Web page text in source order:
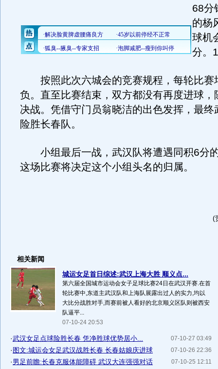
68分
的杨
球机
分。
按照此次六城会的竞赛规程，每轮比赛
负。直至比赛结束，双方都没有再度进球，
决战。凭借守门员翁晓洁的出色发挥，最终
险胜长春队。
小组最后一战，武汉队将遭遇同积6分
这场比赛将决定这个小组头名的归属。
(
相关新闻
城运女足首日综述:武汉上海大胜 顺义点...
第六届全国城市运动会女子足球比赛24日在武汉开赛.在首
轮比赛中,东道主武汉队和上海队展露出过人的实力,均以
大比分战胜对手,而赛前被人看好的北京顺义区队则被西安
队逼平...
07-10-24 20:53
07-10-27 03:49
·武汉女足点球险胜长春 凭净胜球优势居小...
07-10-26 22:36
·图文:城运会女足武汉战胜长春 长春姑娘庆进球
07-10-25 12:11
·男足前瞻:长春克服体能障碍 武汉大连强强对话